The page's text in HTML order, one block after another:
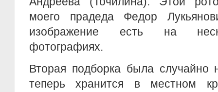
моего прадеда Федор
изображение есть на
фотографиях.
Вторая подборка была случайно
теперь хранится в местном